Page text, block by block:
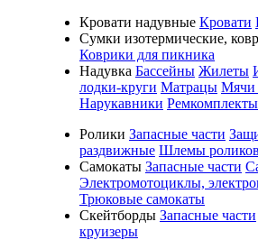
Кровати надувные Кровати
Cумки изотермические,
Коврики для пикника
Надувка Бассейны Жилеты
лодки-круги Матрацы Мячи
Нарукавники Ремкомплекты
Ролики Запасные части
раздвижные Шлемы
Самокаты Запасные части
Электромотоциклы,
Трюковые самокаты
Скейтборды Запасные части
круизеры